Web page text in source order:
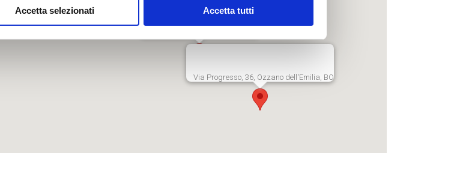
Accetta selezionati Accetta tutti
Via Progresso, 36, Ozzano dell'Emilia, BO